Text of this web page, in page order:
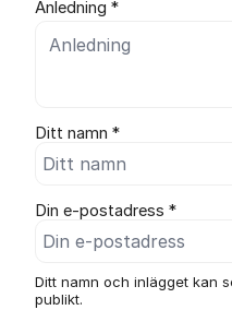
Anledning *
Ditt namn *
Din e-postadress *
Ditt namn och inlägget kan
publikt.